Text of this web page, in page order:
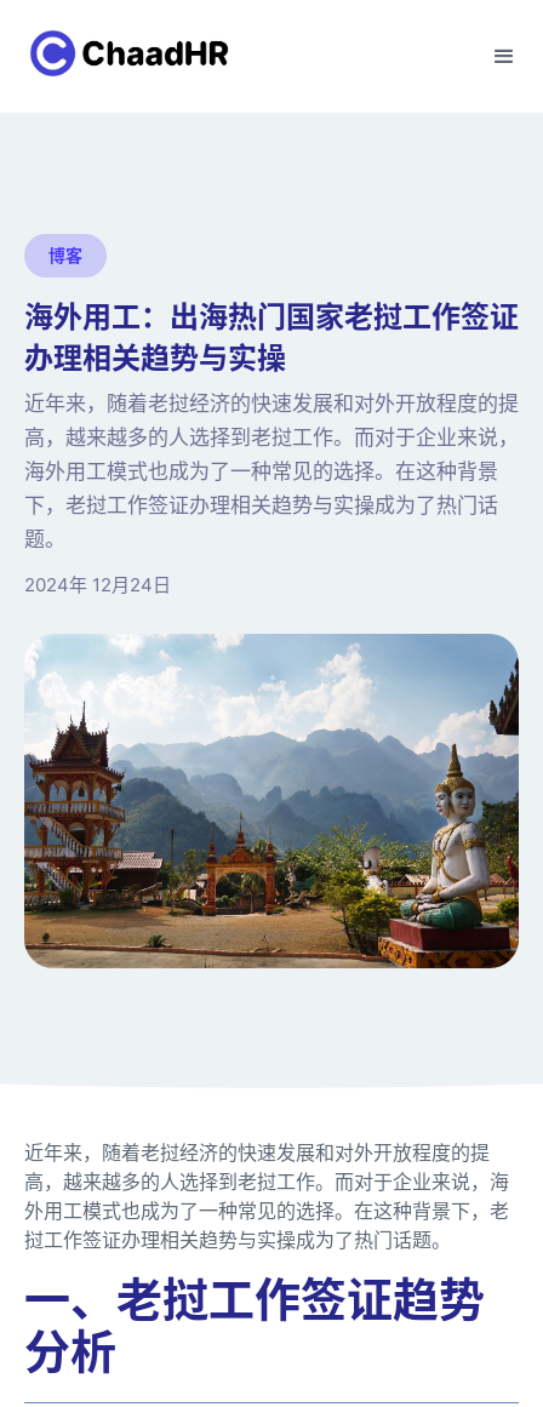
博客
海外用工：出海热门国家老挝工作签证
办理相关趋势与实操
近年来，随着老挝经济的快速发展和对外开放程度的提
高，越来越多的人选择到老挝工作。而对于企业来说，
海外用工模式也成为了一种常见的选择。在这种背景
下，老挝工作签证办理相关趋势与实操成为了热门话
题。
2024年 12月24日
近年来，随着老挝经济的快速发展和对外开放程度的提
高，越来越多的人选择到老挝工作。而对于企业来说，海
外用工模式也成为了一种常见的选择。在这种背景下，老
挝工作签证办理相关趋势与实操成为了热门话题。
一、老挝工作签证趋势
分析